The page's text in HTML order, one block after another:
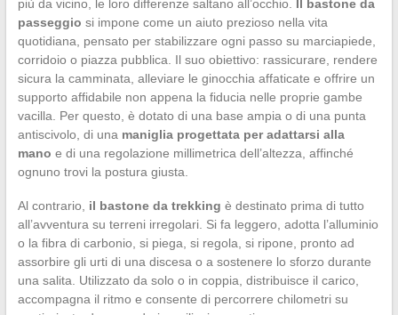
più da vicino, le loro differenze saltano all’occhio. Il bastone da
passeggio si impone come un aiuto prezioso nella vita
quotidiana, pensato per stabilizzare ogni passo su marciapiede,
corridoio o piazza pubblica. Il suo obiettivo: rassicurare, rendere
sicura la camminata, alleviare le ginocchia affaticate e offrire un
supporto affidabile non appena la fiducia nelle proprie gambe
vacilla. Per questo, è dotato di una base ampia o di una punta
antiscivolo, di una maniglia progettata per adattarsi alla
mano e di una regolazione millimetrica dell’altezza, affinché
ognuno trovi la postura giusta.
Al contrario, il bastone da trekking è destinato prima di tutto
all’avventura su terreni irregolari. Si fa leggero, adotta l’alluminio
o la fibra di carbonio, si piega, si regola, si ripone, pronto ad
assorbire gli urti di una discesa o a sostenere lo sforzo durante
una salita. Utilizzato da solo o in coppia, distribuisce il carico,
accompagna il ritmo e consente di percorrere chilometri su